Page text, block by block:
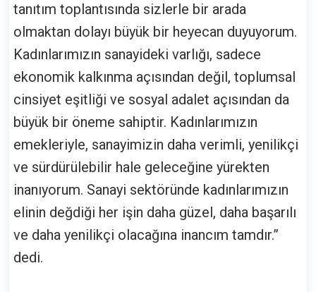
tanıtım toplantısında sizlerle bir arada
olmaktan dolayı büyük bir heyecan duyuyorum.
Kadınlarımızın sanayideki varlığı, sadece
ekonomik kalkınma açısından değil, toplumsal
cinsiyet eşitliği ve sosyal adalet açısından da
büyük bir öneme sahiptir. Kadınlarımızın
emekleriyle, sanayimizin daha verimli, yenilikçi
ve sürdürülebilir hale geleceğine yürekten
inanıyorum. Sanayi sektöründe kadınlarımızın
elinin değdiği her işin daha güzel, daha başarılı
ve daha yenilikçi olacağına inancım tamdır.”
dedi.